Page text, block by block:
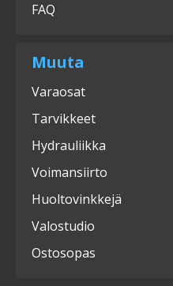
FAQ
Muuta
Varaosat
Tarvikkeet
Hydrauliikka
Voimansiirto
Huoltovinkkejä
Valostudio
Ostosopas